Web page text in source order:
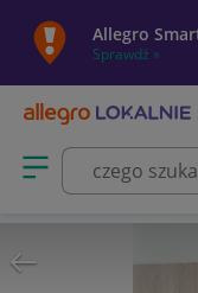
Allegro
Sprawdź »
Otwórz menu z